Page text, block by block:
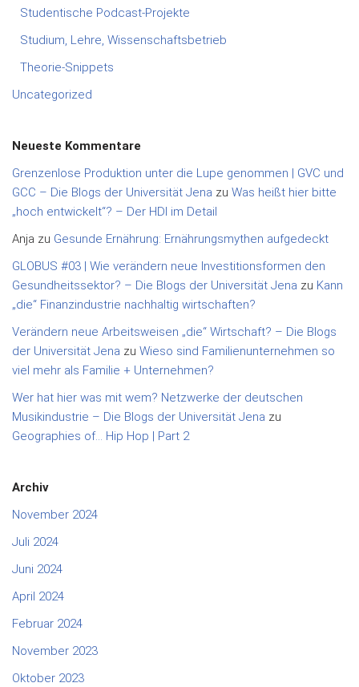
Studentische Podcast-Projekte
Studium, Lehre, Wissenschaftsbetrieb
Theorie-Snippets
Uncategorized
Neueste Kommentare
Grenzenlose Produktion unter die Lupe genommen | GVC und
GCC – Die Blogs der Universität Jena zu Was heißt hier bitte
„hoch entwickelt“? – Der HDI im Detail
Anja zu Gesunde Ernährung: Ernährungsmythen aufgedeckt
GLOBUS #03 | Wie verändern neue Investitionsformen den
Gesundheitssektor? – Die Blogs der Universität Jena zu Kann
„die“ Finanzindustrie nachhaltig wirtschaften?
Verändern neue Arbeitsweisen „die“ Wirtschaft? – Die Blogs
der Universität Jena zu Wieso sind Familienunternehmen so
viel mehr als Familie + Unternehmen?
Wer hat hier was mit wem? Netzwerke der deutschen
Musikindustrie – Die Blogs der Universität Jena zu
Geographies of… Hip Hop | Part 2
Archiv
November 2024
Juli 2024
Juni 2024
April 2024
Februar 2024
November 2023
Oktober 2023